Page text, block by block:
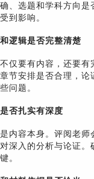
、选题和学科方向
到影响。
逻辑是否完整清楚
仅要有内容，还要
节安排是否合理，
问题。
否扎实有深度
内容本身。评阅老
深入的分析与论证
。